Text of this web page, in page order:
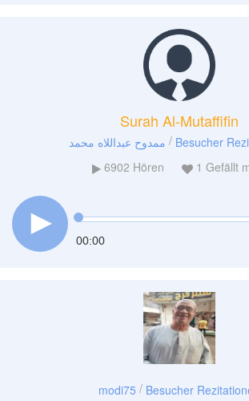
Surah Al-Mutaffifin
ممدوح عبداللاه محمد / Besucher
6902 Hören 1 Gefällt
00:00
modi75 / Besucher